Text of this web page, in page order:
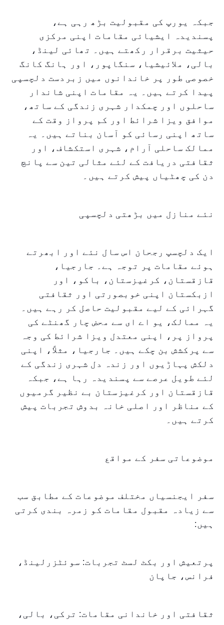
جبکہ یورپ کی مقبولیت بڑھ رہی ہے،
پسندیدہ ایشیائی مقامات اپنی مرکزی
حیثیت برقرار رکھتے ہیں۔ تھائی لینڈ،
بالی، ملائیشیا، سنگاپور، اور ہانگ کانگ
خصوصی طور پر خاندانوں میں زبردست دلچسپی
پیدا کرتے ہیں۔ یہ مقامات اپنی شاندار
ساحلوں اور چمکدار شہری زندگی کے ساتھ،
موافق ویزا شرائط اور کم پرواز وقت کے
ساتھ اپنی رسائی کو آسان بناتے ہیں۔ یہ
ممالک ساحلی آرام، شہری استکشاف، اور
ثقافتی دریافت کے لئے مثالی تین سے پانچ
دن کی چھٹیاں پیش کرتے ہیں۔
نئے منازل میں بڑھتی دلچسپی
ایک دلچسپ رجحان اس سال نئے اور ابھرتے
ہوئے مقامات پر توجہ ہے۔ جارجیا،
قازقستان، کرغیزستان، باکو، اور
ازبکستان اپنی خوبصورتی اور ثقافتی
گہرائی کے لیے مقبولیت حاصل کر رہے ہیں۔
یہ ممالک، یو اے ای سے محض چار گھنٹے کی
پرواز پر، اپنی معتدل ویزا شرائط کی وجہ
سے پرکشش بن چکے ہیں۔ جارجیا، مثلاً، اپنی
دلکش پہاڑیوں اور زندہ دل شہری زندگی کے
لئے طویل عرصے سے پسندیدہ رہا ہے، جبکہ
قازقستان اور کرغیزستان بے نظیر گرمیوں
کے مناظر اور اصلی خانہ بدوش تجربات پیش
کرتے ہیں۔
موضوعاتی سفر کے مواقع
سفر ایجنسیاں مختلف موضوعات کے مطابق سب
سے زیادہ مقبول مقامات کو زمرہ بندی کرتی
ہیں:
پرتعیش اور بکٹ لسٹ تجربات: سوئٹزرلینڈ،
فرانس، جاپان
ثقافتی اور خاندانی مقامات: ترکی، بالی،